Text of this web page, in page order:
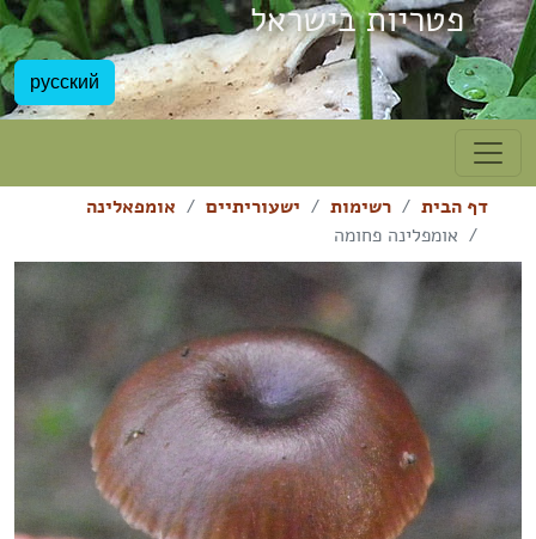
פטריות בישראל
русский
דף הבית רשימות ישעוריתיים
אומפאלינה
אומפלינה פחומה